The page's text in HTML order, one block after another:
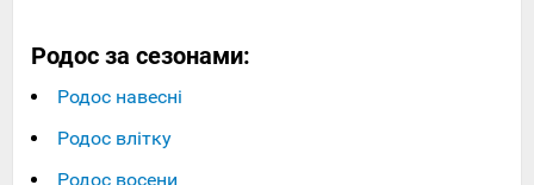
Родос за сезонами:
Родос навесні
Родос влітку
Родос восени